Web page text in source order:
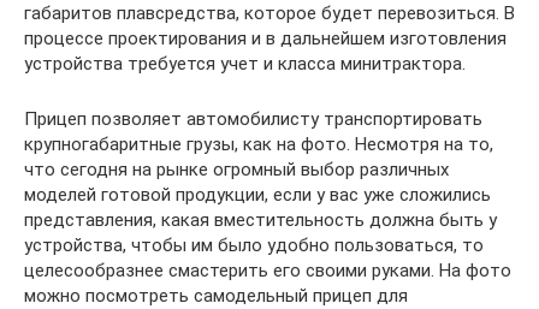
габаритов плавсредства, которое будет перевозиться. В
процессе проектирования и в дальнейшем изготовления
устройства требуется учет и класса минитрактора.
Прицеп позволяет автомобилисту транспортировать
крупногабаритные грузы, как на фото. Несмотря на то,
что сегодня на рынке огромный выбор различных
моделей готовой продукции, если у вас уже сложились
представления, какая вместительность должна быть у
устройства, чтобы им было удобно пользоваться, то
целесообразнее смастерить его своими руками. На фото
можно посмотреть самодельный прицеп для